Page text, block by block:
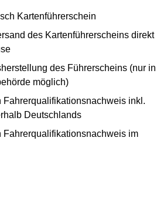
Kartenführerschein
des Kartenführerscheins direkt
des Führerscheins (nur in
möglich)
Fahrerqualifikationsnachweis inkl.
Deutschlands
Fahrerqualifikationsnachweis im